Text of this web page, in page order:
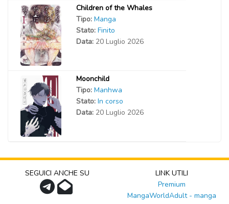
Children of the Whales
Tipo: Manga
Stato: Finito
Data: 20 Luglio 2026
Moonchild
Tipo: Manhwa
Stato: In corso
Data: 20 Luglio 2026
SEGUICI ANCHE SU
LINK UTILI
Premium
MangaWorldAdult - manga